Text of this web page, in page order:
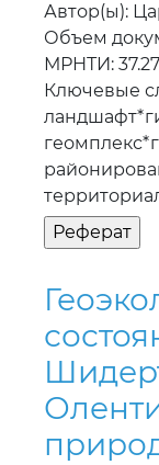
Автор(ы):
Объем
МРНТИ:
Ключевые